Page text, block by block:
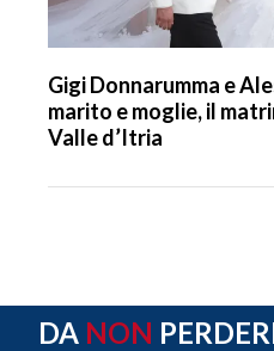
Gigi Donnarumma e
marito e moglie, il
Valle d’Itria
DA NON